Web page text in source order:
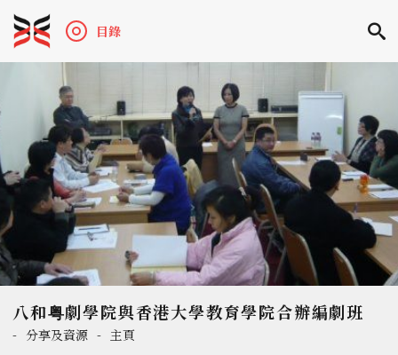
目錄
八和粤劇學院與香港大學教育學院合辦編劇班
- 分享及資源 - 主頁